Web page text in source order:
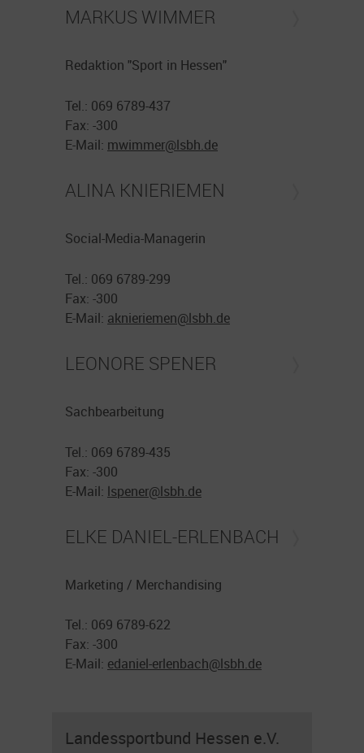
MARKUS WIMMER
Redaktion "Sport in Hessen"
Tel.: 069 6789-437
Fax: -300
E-Mail: mwimmer@lsbh.de
ALINA KNIERIEMEN
Social-Media-Managerin
Tel.: 069 6789-299
Fax: -300
E-Mail: aknieriemen@lsbh.de
LEONORE SPENER
Sachbearbeitung
Tel.: 069 6789-435
Fax: -300
E-Mail: lspener@lsbh.de
ELKE DANIEL-ERLENBACH
Marketing / Merchandising
Tel.: 069 6789-622
Fax: -300
E-Mail: edaniel-erlenbach@lsbh.de
Landessportbund Hessen e.V.